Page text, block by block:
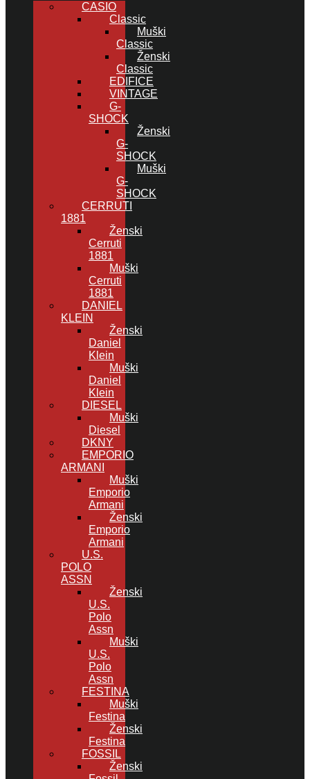
CASIO
Classic
Muški
Classic
Ženski
Classic
EDIFICE
VINTAGE
G-
SHOCK
Ženski
G-
SHOCK
Muški
G-
SHOCK
CERRUTI
1881
Ženski
Cerruti
1881
Muški
Cerruti
1881
DANIEL
KLEIN
Ženski
Daniel
Klein
Muški
Daniel
Klein
DIESEL
Muški
Diesel
DKNY
EMPORIO
ARMANI
Muški
Emporio
Armani
Ženski
Emporio
Armani
U.S.
POLO
ASSN
Ženski
U.S.
Polo
Assn
Muški
U.S.
Polo
Assn
FESTINA
Muški
Festina
Ženski
Festina
FOSSIL
Ženski